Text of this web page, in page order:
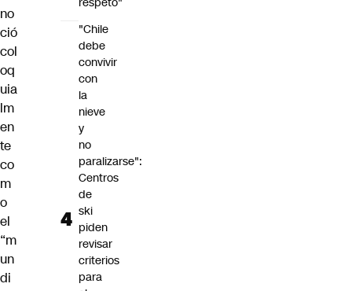
no
ció
col
oq
uia
lm
en
te
co
m
o
el
“m
un
di
"Chile
debe
convivir
con
la
nieve
y
no
paralizarse":
Centros
de
ski
piden
revisar
criterios
para